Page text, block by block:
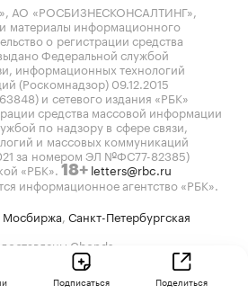
АО «РОСБИЗНЕСКОНСАЛТИНГ»,
материалы информационного
о регистрации средства
Федеральной службой
информационных технологий
(Роскомнадзор) 09.12.2015
и сетевого издания «РБК»
средства массовой информации
по надзору в сфере связи,
и массовых коммуникаций
за номером ЭЛ №ФС77-82385)
«РБК». 18+ letters@rbc.ru
информационное агентство «РБК».
Мосбиржа Санкт-Петербургская
Cbonds.
Подписаться Поделиться